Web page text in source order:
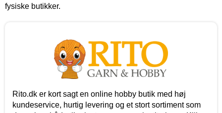
fysiske butikker.
Rito.dk er kort sagt en online hobby butik med høj
kundeservice, hurtig levering og et stort sortiment som